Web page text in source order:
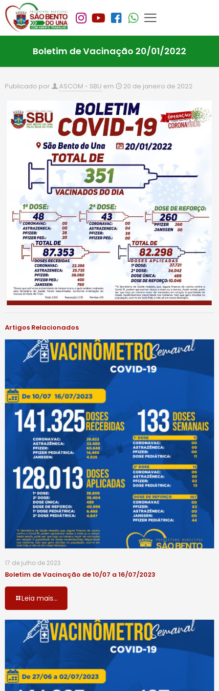
Boletim de Vacinação 20/01/2022
Publicado por ASCOM - SBU em 20 de janeiro de 2022
Artigos Relacionados
17 de julho de 2023
Boletim de Vacinação de 10/07 a 16/07/2023
Leia mais...